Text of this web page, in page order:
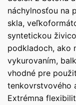
náchylnosťou na
skla,
syntetickou
podkladoch, ako
vykurovaním,
vhodné pre
tenkovrstvového
Extrémna